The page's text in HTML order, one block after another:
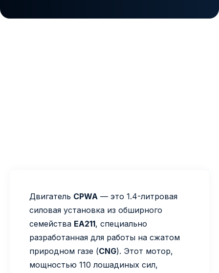
Двигатель CPWA — это 1.4-литровая
силовая установка из обширного
семейства EA211, специально
разработанная для работы на сжатом
природном газе (CNG). Этот мотор,
мощностью 110 лошадиных сил,